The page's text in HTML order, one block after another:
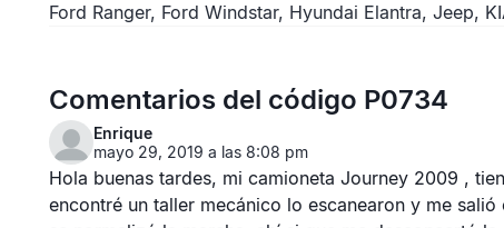
Ford Ranger, Ford Windstar, Hyundai Elantra, Jeep,
Comentarios del código P0734
Enrique
mayo 29, 2019 a las 8:08 pm
Hola buenas tardes, mi camioneta Journey 2009 ,
encontré un taller mecánico lo escanearon y me